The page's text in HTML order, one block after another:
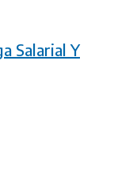
Salarial Y